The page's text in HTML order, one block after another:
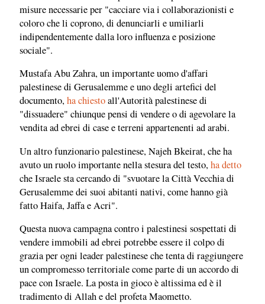
misure necessarie per "cacciare via i collaborazionisti e
coloro che li coprono, di denunciarli e umiliarli
indipendentemente dalla loro influenza e posizione
sociale".
Mustafa Abu Zahra, un importante uomo d'affari
palestinese di Gerusalemme e uno degli artefici del
documento,ha chiestoall'Autorità palestinese di
"dissuadere" chiunque pensi di vendere o di agevolare la
vendita ad ebrei di case e terreni appartenenti ad arabi.
Un altro funzionario palestinese, Najeh Bkeirat, che ha
avuto un ruolo importante nella stesura del testo,ha detto
che Israele sta cercando di "svuotare la Città Vecchia di
Gerusalemme dei suoi abitanti nativi, come hanno già
fatto Haifa, Jaffa e Acri".
Questa nuova campagna contro i palestinesi sospettati di
vendere immobili ad ebrei potrebbe essere il colpo di
grazia per ogni leader palestinese che tenta di raggiungere
un compromesso territoriale come parte di un accordo di
pace con Israele. La posta in gioco è altissima ed è il
tradimento di Allah e del profeta Maometto.